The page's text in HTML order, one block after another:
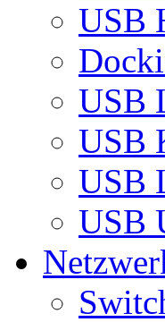
USB
USB
USB
USB
USB